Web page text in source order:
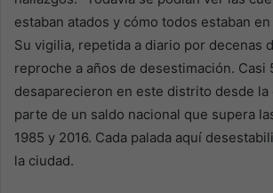
estaban atados y cómo todos estaban
Su vigilia, repetida a diario por decenas
reproche a años de desestimación. Casi
desaparecieron en este distrito desde la
parte de un saldo nacional que supera
1985 y 2016. Cada palada aquí
la ciudad.